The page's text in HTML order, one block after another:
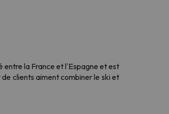
entre la France et l'Espagne et est
clients aiment combiner le ski et